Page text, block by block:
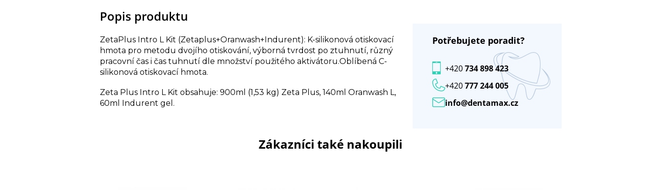
Popis produktu
ZetaPlus Intro L Kit (Zetaplus+Oranwash+Indurent): K-silikonová otiskovací
hmota pro metodu dvojího otiskování, výborná tvrdost po ztuhnutí, různý
pracovní čas i čas tuhnutí dle množství použitého aktivátoru.Oblíbená C-
silikonová otiskovací hmota.
Zeta Plus Intro L Kit obsahuje: 900ml (1,53 kg) Zeta Plus, 140ml Oranwash L,
60ml Indurent gel.
Potřebujete poradit?
info@dentamax.cz
+420777 244 005
+420734 898 423
Zákazníci také nakoupili